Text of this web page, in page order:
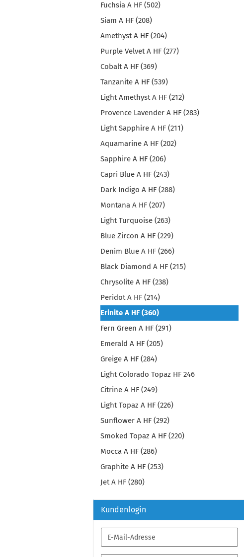
Fuchsia A HF (502)
Siam A HF (208)
Amethyst A HF (204)
Purple Velvet A HF (277)
Cobalt A HF (369)
Tanzanite A HF (539)
Light Amethyst A HF (212)
Provence Lavender A HF (283)
Light Sapphire A HF (211)
Aquamarine A HF (202)
Sapphire A HF (206)
Capri Blue A HF (243)
Dark Indigo A HF (288)
Montana A HF (207)
Light Turquoise (263)
Blue Zircon A HF (229)
Denim Blue A HF (266)
Black Diamond A HF (215)
Chrysolite A HF (238)
Peridot A HF (214)
Erinite A HF (360)
Fern Green A HF (291)
Emerald A HF (205)
Greige A HF (284)
Light Colorado Topaz HF 246
Citrine A HF (249)
Light Topaz A HF (226)
Sunflower A HF (292)
Smoked Topaz A HF (220)
Mocca A HF (286)
Graphite A HF (253)
Jet A HF (280)
Kundenlogin
E-
Mail-